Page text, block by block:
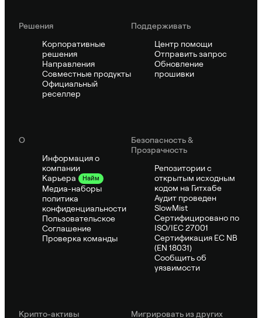
Решения
Корпоративные
решения
Направления
Совместные продукты
Официальный
реселлер
Поддерживать
Центр помощи
Отправить запрос
Обновление
прошивки
О
Информация о
компании
Карьера
Найм
Медиа-наборы
политика
конфиденциальности
Пользовательское
Соглашение
Проверка команды
Безопасность &
Прозрачность
Репозитории с
открытым исходным
кодом на Гитхабе
Аудит проведен
SlowMist
Сертифицировано по
ISO/IEC 27001
Сертификация ЕС NB
(EN 18031)
Сообщить об
уязвимости
Крипто-активы
Мигрировать из других